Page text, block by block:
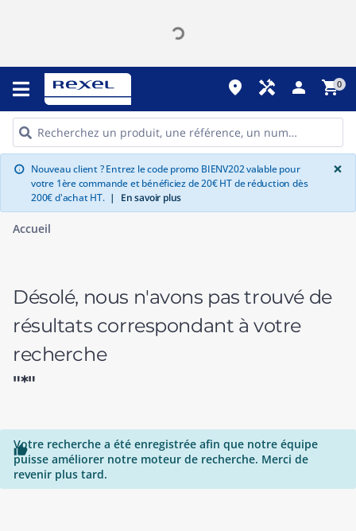
place handyman person shopping_cart0
info Nouveau client ? Entrez le code promo BIENV202 valable pour
votre 1ère commande et bénéficiez de 20€ HT de réduction dès
200€ d'achat HT. | En savoir plus
×
Accueil
Désolé, nous n'avons pas trouvé de
résultats correspondant à votre
recherche
"*"

Votre recherche a été enregistrée afin que notre équipe
puisse améliorer notre moteur de recherche. Merci de
revenir plus tard.